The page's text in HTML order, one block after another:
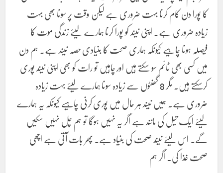
کا پورا دن کام کرنا بہت ضروری ہے لیکن وقت پر سونا بھی بہت
زیادہ ضروری ہے۔ اپنی نیند کو پورا کرنا ہمارے لیئے زندگی موت کا
فیصلہ ہونا چاہیے کیونکہ ہماری صحت کا بنیادی حصہ نیند ہے۔ ہم دن
میں کسی بھی ٹائم سو سکتے ہیں اور چاہیں تو رات کو بھی اپنی نیند پوری
کرسکتے ہیں۔ مگر 8 گھنٹوں سے زیادہ سونا ہمارے لیئے بہت زیادہ
ضروری ہے۔ ہمیں نیند ہر حال میں پوری کرنی چاہیے کیونکہ یہ ہمارے
لیئے ایک تیل کی مانند ہے اگر یہ نہیں ہوگا تو ہم چل نہیں سکیں
گے۔ اس لیئے نیند صحت کی بنیاد ہے۔ پھر بات آتی ہے اچھی
صحت غذا کی۔ اگر ہم